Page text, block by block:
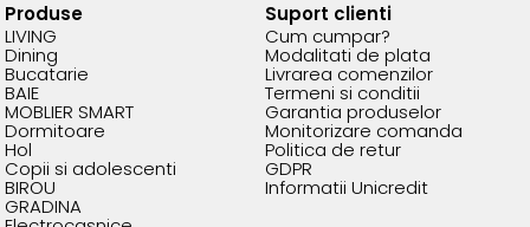
Produse
LIVING
Dining
Bucatarie
BAIE
MOBLIER SMART
Dormitoare
Hol
Copii si adolescenti
BIROU
GRADINA
Suport clienti
Cum cumpar?
Modalitati de plata
Livrarea comenzilor
Termeni si conditii
Garantia produselor
Monitorizare comanda
Politica de retur
GDPR
Informatii Unicredit